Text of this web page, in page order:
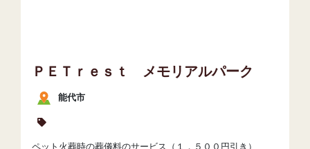
ＰＥＴｒｅｓｔ メモリアルパーク
能代市
ペット火葬時の葬儀料のサービス（１，５００円引き）